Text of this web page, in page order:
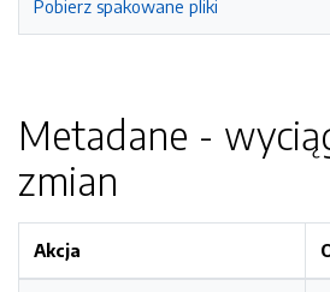
Pobierz spakowane pliki
Metadane -
zmian
Akcja